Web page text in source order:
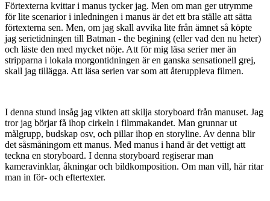
Förtexterna kvittar i manus tycker jag. Men om man ger utrymme
för lite scenarior i inledningen i manus är det ett bra ställe att sätta
förtexterna sen. Men, om jag skall avvika lite från ämnet så köpte
jag serietidningen till Batman - the begining (eller vad den nu heter)
och läste den med mycket nöje. Att för mig läsa serier mer än
stripparna i lokala morgontidningen är en ganska sensationell grej,
skall jag tillägga. Att läsa serien var som att återuppleva filmen.
I denna stund insåg jag vikten att skilja storyboard från manuset. Jag
tror jag börjar få ihop cirkeln i filmmakandet. Man grunnar ut
målgrupp, budskap osv, och pillar ihop en storyline. Av denna blir
det såsmåningom ett manus. Med manus i hand är det vettigt att
teckna en storyboard. I denna storyboard regiserar man
kameravinklar, åkningar och bildkomposition. Om man vill, här ritar
man in för- och eftertexter.